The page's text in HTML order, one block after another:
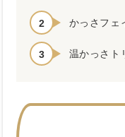
かっさフェ
温かっさト